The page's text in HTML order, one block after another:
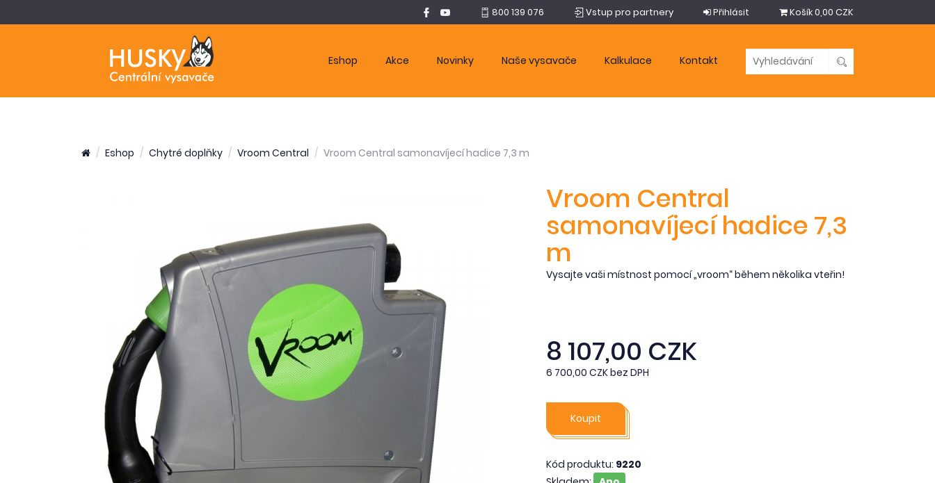
800 139 076 Vstup pro partnery Přihlásit Košík0,00 CZK
Eshop Akce Novinky Naše vysavače Kalkulace Kontakt
Eshop Chytré doplňky Vroom Central Vroom Central samonavíjecí hadice 7,3 m
Vroom Central
samonavíjecí hadice 7,3
m
Vysajte vaši místnost pomocí „vroom“ během několika vteřin!
8 107,00 CZK
6 700,00 CZK bez DPH
Koupit
Kód produktu: 9220